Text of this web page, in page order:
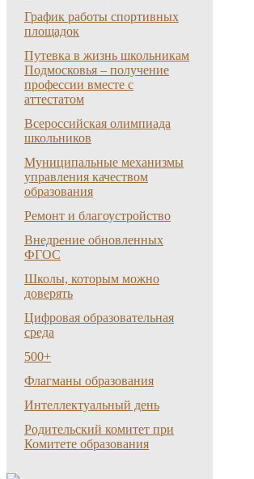
График работы спортивных
площадок
Путевка в жизнь школьникам
Подмосковья – получение
профессии вместе с
аттестатом
Всероссийская олимпиада
школьников
Муниципальные механизмы
управления качеством
образования
Ремонт и благоустройство
Внедрение обновленных
ФГОС
Школы, которым можно
доверять
Цифровая образовательная
среда
500+
Флагманы образования
Интеллектуальный день
Родительский комитет при
Комитете образования